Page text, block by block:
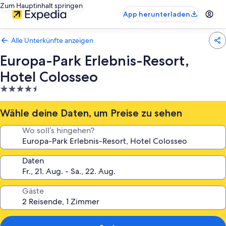
Zum Hauptinhalt springen
App herunterladen
Alle Unterkünfte anzeigen
Europa-Park Erlebnis-Resort,
Hotel Colosseo
4.5-
Sterne-
Unterkunft
Wähle deine Daten, um Preise zu sehen
Wo soll’s hingehen?
Daten
Gäste